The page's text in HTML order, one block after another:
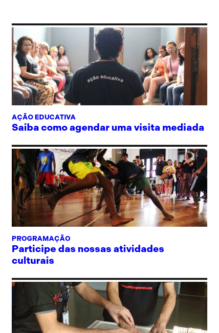
AÇÃO EDUCATIVA
Saiba como agendar uma visita mediada
PROGRAMAÇÃO
Participe das nossas atividades
culturais